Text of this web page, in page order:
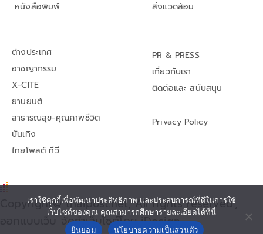
หนังสือพิมพ์
สิ่งแวดล้อม
ต่างประเทศ
อาชญากรรม
X-CITE
ยานยนต์
สาธารณสุข-คุณภาพชีวิต
บันเทิง
ไทยโพสต์ ทีวี
PR & PRESS
เกี่ยวกับเรา
ติดต่อและ สนับสนุน
Privacy Policy
Copyright© thaipost.net, All rights reserved.,
ออกแบบเว็บ จัดทำเว็บไซต์โดย iDesign
เราใช้คุกกี้เพื่อพัฒนาประสิทธิภาพ และประสบการณ์ที่ดีในการใช้
เว็บไซต์ของคุณ คุณสามารถศึกษารายละเอียดได้ที่นี่
ยินยอม
นโยบายความเป็นส่วนตัว